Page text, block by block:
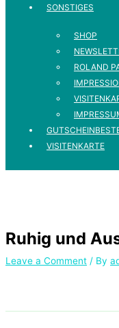
SONSTIGES
SHOP
ROLAND
VISITENKARTE
Ruhig und
Leave a Comment / By